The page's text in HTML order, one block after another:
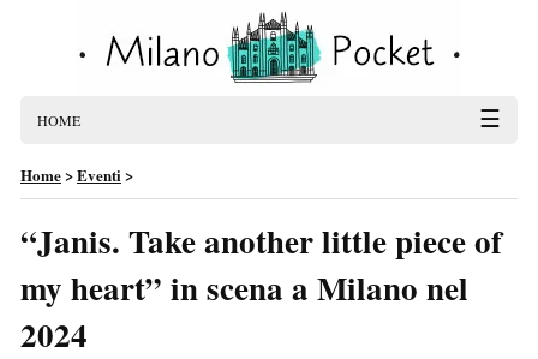
HOME ☰
Home>Eventi>
“Janis. Take another little piece of
my heart” in scena a Milano nel
2024